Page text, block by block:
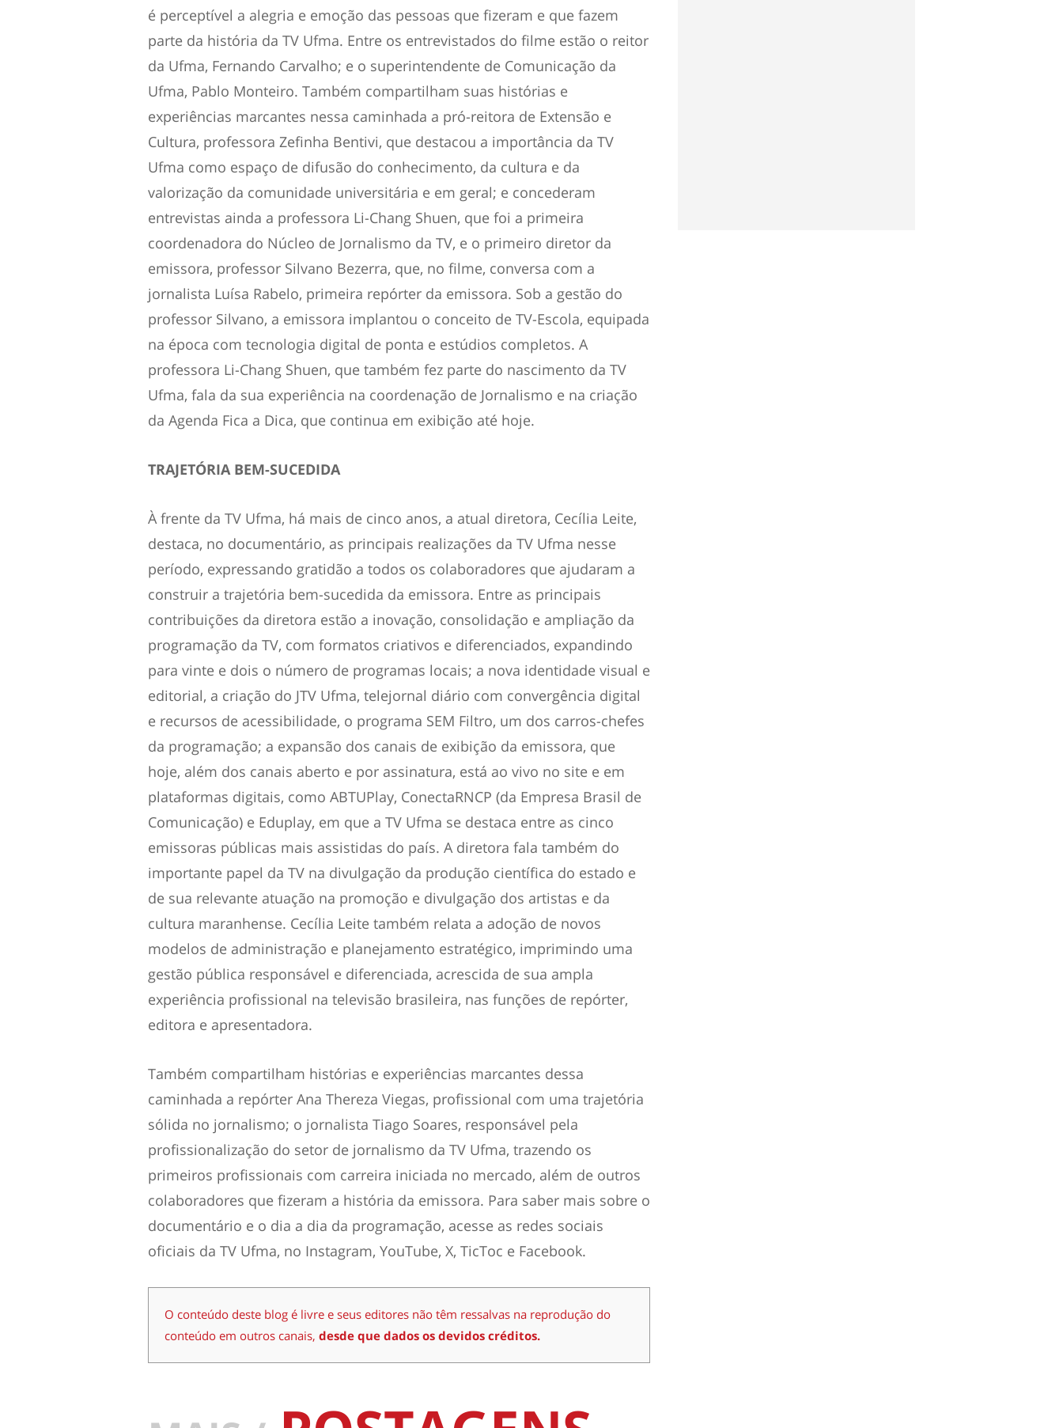
é perceptível a alegria e emoção das pessoas que fizeram e que fazem
parte da história da TV Ufma. Entre os entrevistados do filme estão o reitor
da Ufma, Fernando Carvalho; e o superintendente de Comunicação da
Ufma, Pablo Monteiro. Também compartilham suas histórias e
experiências marcantes nessa caminhada a pró-reitora de Extensão e
Cultura, professora Zefinha Bentivi, que destacou a importância da TV
Ufma como espaço de difusão do conhecimento, da cultura e da
valorização da comunidade universitária e em geral; e concederam
entrevistas ainda a professora Li-Chang Shuen, que foi a primeira
coordenadora do Núcleo de Jornalismo da TV, e o primeiro diretor da
emissora, professor Silvano Bezerra, que, no filme, conversa com a
jornalista Luísa Rabelo, primeira repórter da emissora. Sob a gestão do
professor Silvano, a emissora implantou o conceito de TV-Escola, equipada
na época com tecnologia digital de ponta e estúdios completos. A
professora Li-Chang Shuen, que também fez parte do nascimento da TV
Ufma, fala da sua experiência na coordenação de Jornalismo e na criação
da Agenda Fica a Dica, que continua em exibição até hoje.
TRAJETÓRIA BEM-SUCEDIDA
À frente da TV Ufma, há mais de cinco anos, a atual diretora, Cecília Leite,
destaca, no documentário, as principais realizações da TV Ufma nesse
período, expressando gratidão a todos os colaboradores que ajudaram a
construir a trajetória bem-sucedida da emissora. Entre as principais
contribuições da diretora estão a inovação, consolidação e ampliação da
programação da TV, com formatos criativos e diferenciados, expandindo
para vinte e dois o número de programas locais; a nova identidade visual e
editorial, a criação do JTV Ufma, telejornal diário com convergência digital
e recursos de acessibilidade, o programa SEM Filtro, um dos carros-chefes
da programação; a expansão dos canais de exibição da emissora, que
hoje, além dos canais aberto e por assinatura, está ao vivo no site e em
plataformas digitais, como ABTUPlay, ConectaRNCP (da Empresa Brasil de
Comunicação) e Eduplay, em que a TV Ufma se destaca entre as cinco
emissoras públicas mais assistidas do país. A diretora fala também do
importante papel da TV na divulgação da produção científica do estado e
de sua relevante atuação na promoção e divulgação dos artistas e da
cultura maranhense. Cecília Leite também relata a adoção de novos
modelos de administração e planejamento estratégico, imprimindo uma
gestão pública responsável e diferenciada, acrescida de sua ampla
experiência profissional na televisão brasileira, nas funções de repórter,
editora e apresentadora.
Também compartilham histórias e experiências marcantes dessa
caminhada a repórter Ana Thereza Viegas, profissional com uma trajetória
sólida no jornalismo; o jornalista Tiago Soares, responsável pela
profissionalização do setor de jornalismo da TV Ufma, trazendo os
primeiros profissionais com carreira iniciada no mercado, além de outros
colaboradores que fizeram a história da emissora. Para saber mais sobre o
documentário e o dia a dia da programação, acesse as redes sociais
oficiais da TV Ufma, no Instagram, YouTube, X, TicToc e Facebook.
O conteúdo deste blog é livre e seus editores não têm ressalvas na reprodução do
conteúdo em outros canais, desde que dados os devidos créditos.